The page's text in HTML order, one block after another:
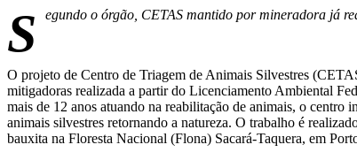
S egundo o órgão, CETAS mantido por mineradora já
O projeto de Centro de Triagem de Animais Silvestres
mitigadoras realizada a partir do Licenciamento Ambiental
mais de 12 anos atuando na reabilitação de animais, o
animais silvestres retornando a natureza. O trabalho é
bauxita na Floresta Nacional (Flona) Sacará-Taquera, em